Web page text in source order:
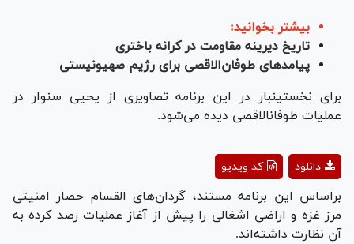
بیشتر بخوانید:
تاریخ دیرینه مقاومت در کرانه باختری
پیامدهای طوفان‌الاقصی برای رژیم صهیونیستی
برای نخستین‎بار در این برنامه تصاویری از یحیی سنوار در
عملیات طوفان‎الاقصی دیده می‌شود.
Play
Video
کد ویدیو دانلود
براساس این برنامه مستند، گردان‌های القسام حصار امنیتی
مرز غزه و اراضی اشغالی را پیش از آغاز عملیات رصد کرده به
آن نظارت داشته‌اند.